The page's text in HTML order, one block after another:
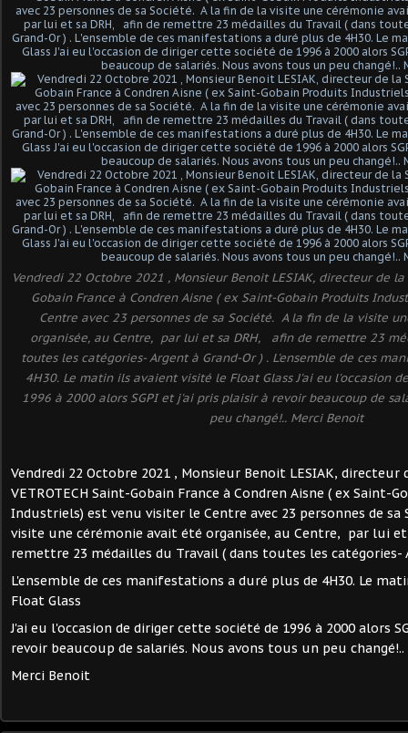
Vendredi 22 Octobre 2021 , Monsieur Benoit LESIAK, directeur de la
Gobain France à Condren Aisne ( ex Saint-Gobain Produits
Centre avec 23 personnes de sa Société. A la fin de la visite
organisée, au Centre, par lui et sa DRH, afin de remettre 23
toutes les catégories- Argent à Grand-Or ) . L'ensemble de ces
4H30. Le matin ils avaient visité le Float Glass J'ai eu l'occasion
1996 à 2000 alors SGPI et j'ai pris plaisir à revoir beaucoup de
peu changé!.. Merci Benoit
Vendredi 22 Octobre 2021 , Monsieur Benoit LESIAK, directeur
VETROTECH Saint-Gobain France à Condren Aisne ( ex Saint-
Industriels) est venu visiter le Centre avec 23 personnes de sa
visite une cérémonie avait été organisée, au Centre, par lui
remettre 23 médailles du Travail ( dans toutes les catégories-
L'ensemble de ces manifestations a duré plus de 4H30. Le
Float Glass
J'ai eu l'occasion de diriger cette société de 1996 à 2000 alors
revoir beaucoup de salariés. Nous avons tous un peu changé!..
Merci Benoit